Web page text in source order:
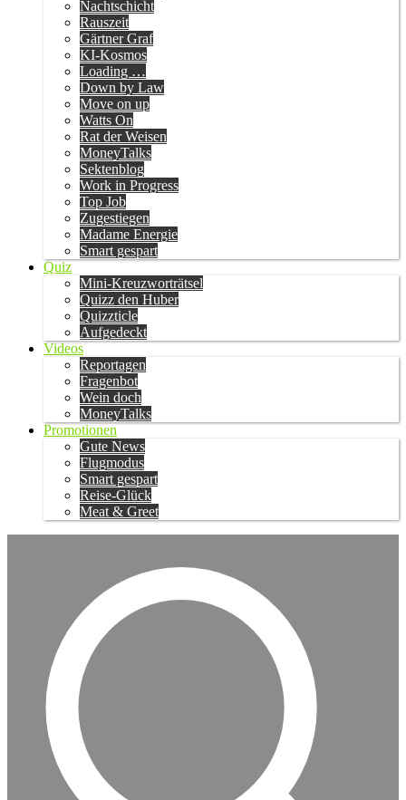
Nachtschicht
Rauszeit
Gärtner Graf
KI-Kosmos
Loading …
Down by Law
Move on up
Watts On
Rat der Weisen
MoneyTalks
Sektenblog
Work in Progress
Top Job
Zugestiegen
Madame Energie
Smart gespart
Quiz
Mini-Kreuzworträtsel
Quizz den Huber
Quizzticle
Aufgedeckt
Videos
Reportagen
Fragenbot
Wein doch
MoneyTalks
Promotionen
Gute News
Flugmodus
Smart gespart
Reise-Glück
Meat & Greet